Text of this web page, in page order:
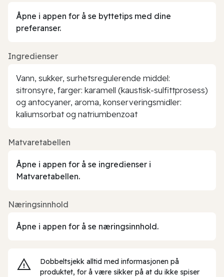
Åpne i appen for å se byttetips med dine
preferanser.
Ingredienser
Vann, sukker, surhetsregulerende middel:
sitronsyre, farger: karamell (kaustisk-sulfittprosess)
og antocyaner, aroma, konserveringsmidler:
kaliumsorbat og natriumbenzoat
Matvaretabellen
Åpne i appen for å se ingredienser i
Matvaretabellen.
Næringsinnhold
Åpne i appen for å se næringsinnhold.
Dobbeltsjekk alltid med informasjonen på
produktet, for å være sikker på at du ikke spiser